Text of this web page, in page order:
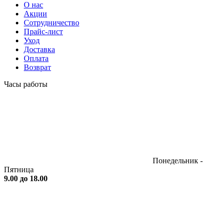
О нас
Акции
Сотрудничество
Прайс-лист
Уход
Доставка
Оплата
Возврат
Часы работы
Понедельник -
Пятница
9.00 до 18.00